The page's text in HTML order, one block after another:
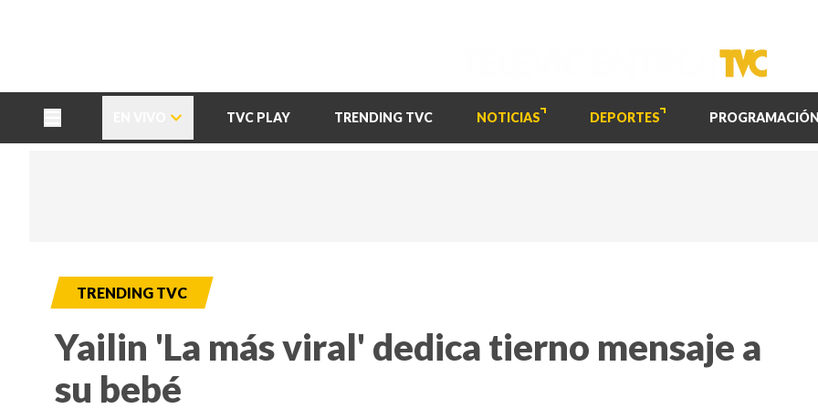
TVC PLAY TRENDING TVC NOTICIAS DEPORTES PROGRAMACIÓN
TRENDING TVC
Yailin 'La más viral' dedica tierno mensaje a
su bebé